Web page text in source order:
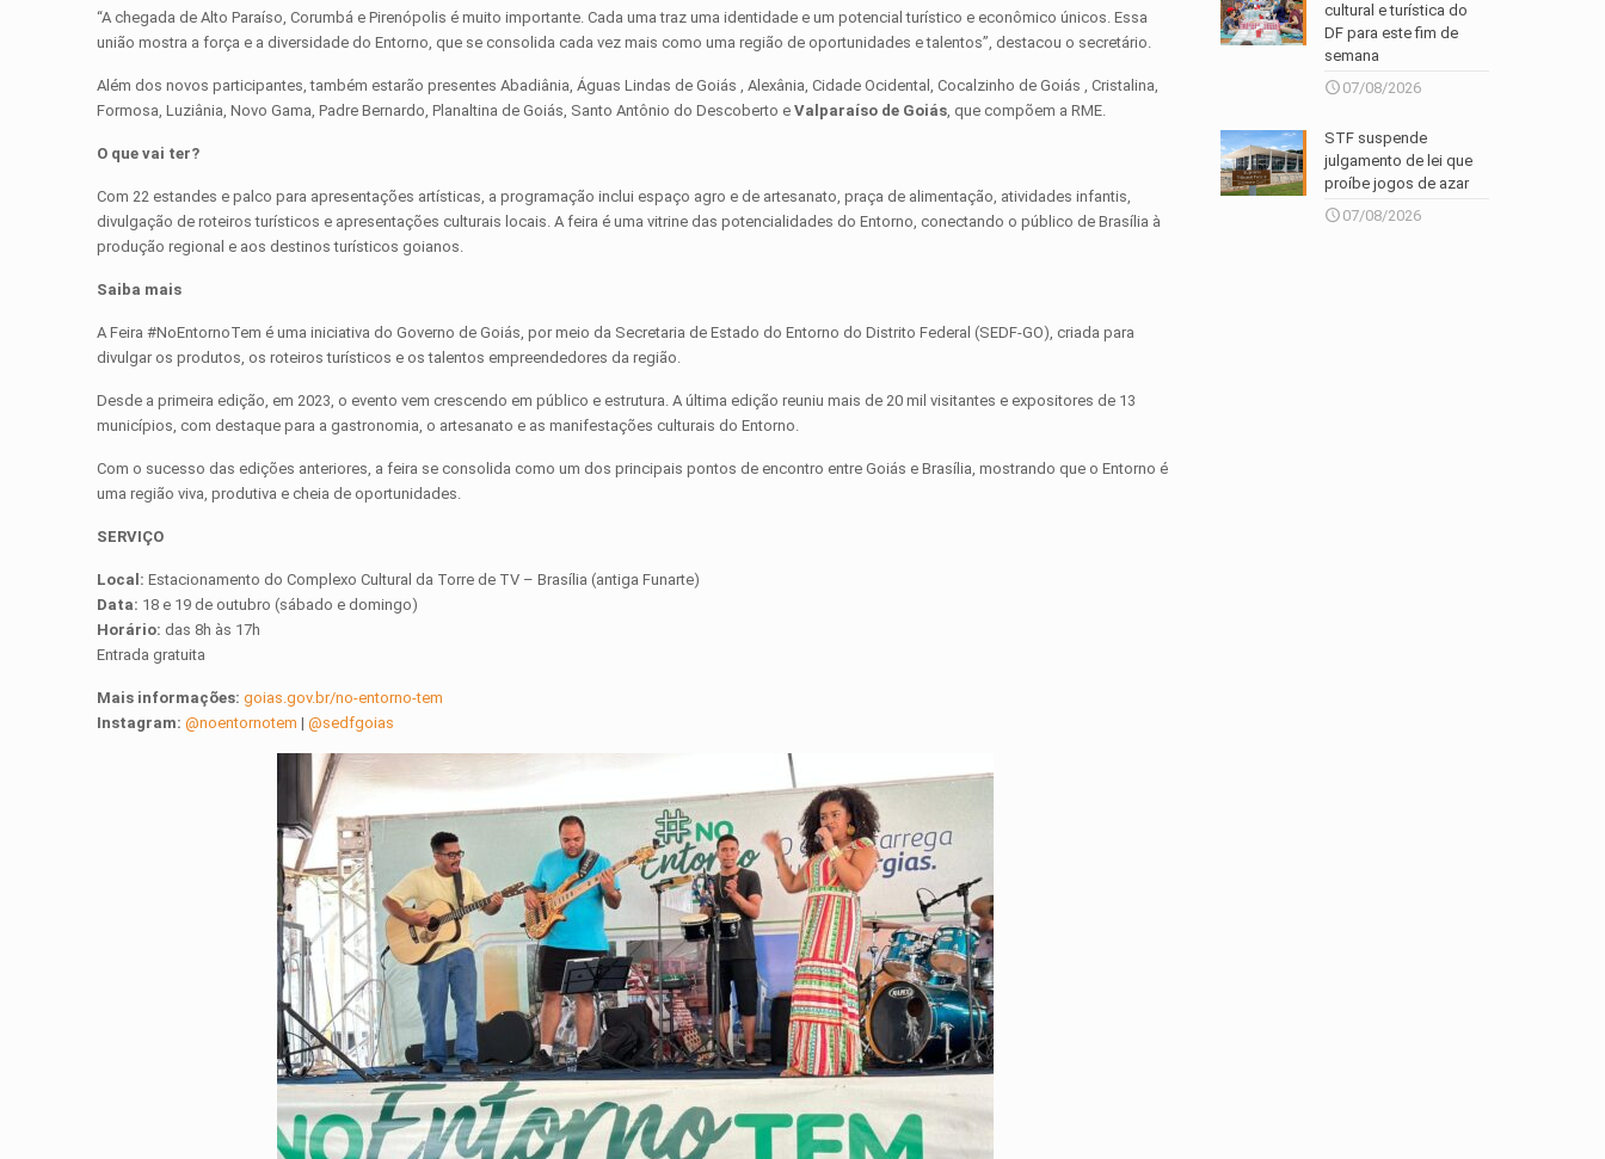
“A chegada de Alto Paraíso, Corumbá e Pirenópolis é muito importante. Cada uma traz uma identidade e um potencial turístico e econômico únicos. Essa
união mostra a força e a diversidade do Entorno, que se consolida cada vez mais como uma região de oportunidades e talentos”, destacou o secretário.
Além dos novos participantes, também estarão presentes Abadiânia, Águas Lindas de Goiás , Alexânia, Cidade Ocidental, Cocalzinho de Goiás , Cristalina,
Formosa, Luziânia, Novo Gama, Padre Bernardo, Planaltina de Goiás, Santo Antônio do Descoberto eValparaíso de Goiás, que compõem a RME.
O que vai ter?
Com 22 estandes e palco para apresentações artísticas, a programação inclui espaço agro e de artesanato, praça de alimentação, atividades infantis,
divulgação de roteiros turísticos e apresentações culturais locais. A feira é uma vitrine das potencialidades do Entorno, conectando o público de Brasília à
produção regional e aos destinos turísticos goianos.
Saiba mais
A Feira #NoEntornoTem é uma iniciativa do Governo de Goiás, por meio da Secretaria de Estado do Entorno do Distrito Federal (SEDF-GO), criada para
divulgar os produtos, os roteiros turísticos e os talentos empreendedores da região.
Desde a primeira edição, em 2023, o evento vem crescendo em público e estrutura. A última edição reuniu mais de 20 mil visitantes e expositores de 13
municípios, com destaque para a gastronomia, o artesanato e as manifestações culturais do Entorno.
Com o sucesso das edições anteriores, a feira se consolida como um dos principais pontos de encontro entre Goiás e Brasília, mostrando que o Entorno é
uma região viva, produtiva e cheia de oportunidades.
SERVIÇO
Local:Estacionamento do Complexo Cultural da Torre de TV – Brasília (antiga Funarte)
Data: 18 e 19 de outubro (sábado e domingo)
Horário: das 8h às 17h
Entrada gratuita
Mais informações: goias.gov.br/no-entorno-tem
Instagram: @noentornotem |@sedfgoias
cultural e turística do
DF para este fim de
semana
07/08/2026
STF suspende
julgamento de lei que
proíbe jogos de azar
07/08/2026